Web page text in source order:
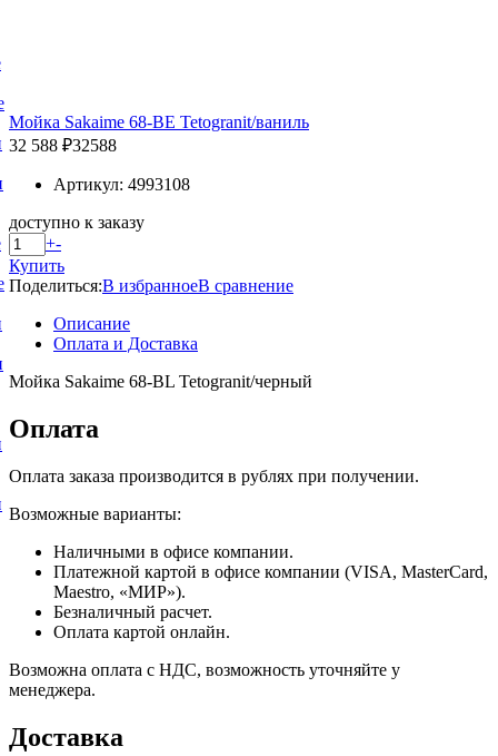
Мойка Sakaime 68-BE Tetogranit/ваниль
32 588 ₽32588
Артикул: 4993108
доступно к заказу
+-
Купить
Поделиться:В избранноеВ сравнение
Описание
Оплата и Доставка
Мойка Sakaime 68-BL Tetogranit/черный
Оплата
Оплата заказа производится в рублях при получении.
Возможные варианты:
Наличными в офисе компании.
Платежной картой в офисе компании (VISA, MasterCard,
Maestro, «МИР»).
Безналичный расчет.
Оплата картой онлайн.
Возможна оплата с НДС, возможность уточняйте у
менеджера.
Доставка